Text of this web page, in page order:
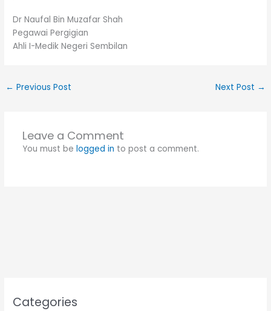
Dr Naufal Bin Muzafar Shah
Pegawai Pergigian
Ahli I-Medik Negeri Sembilan
← Previous Post Next Post →
Leave a Comment
You must be logged in to post a comment.
Categories